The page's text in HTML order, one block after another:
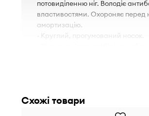
потовиділенню ніг. Володіє
властивостями. Охороняє
амортизацію.
- Круглий, прогумований носок.
комфорт під час носіння.
Схожі товари